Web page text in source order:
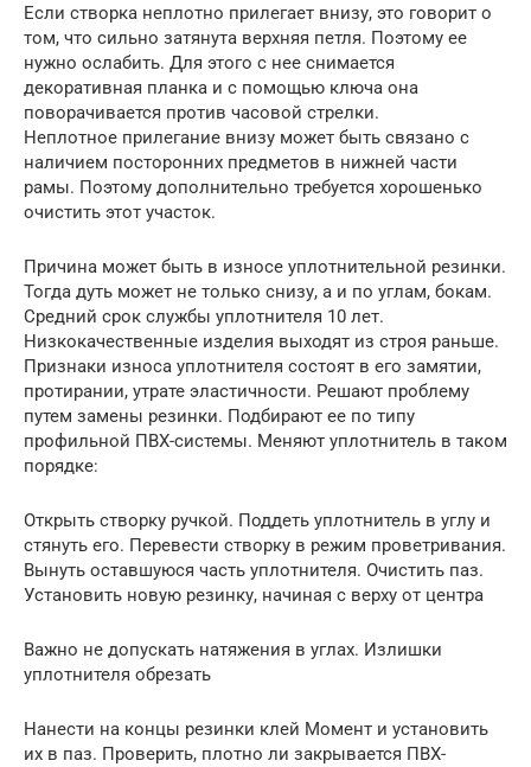
Если створка неплотно прилегает внизу, это говорит о
том, что сильно затянута верхняя петля. Поэтому ее
нужно ослабить. Для этого с нее снимается
декоративная планка и с помощью ключа она
поворачивается против часовой стрелки.
Неплотное прилегание внизу может быть связано с
наличием посторонних предметов в нижней части
рамы. Поэтому дополнительно требуется хорошенько
очистить этот участок.
Причина может быть в износе уплотнительной резинки.
Тогда дуть может не только снизу, а и по углам, бокам.
Средний срок службы уплотнителя 10 лет.
Низкокачественные изделия выходят из строя раньше.
Признаки износа уплотнителя состоят в его замятии,
протирании, утрате эластичности. Решают проблему
путем замены резинки. Подбирают ее по типу
профильной ПВХ-системы. Меняют уплотнитель в таком
порядке:
Открыть створку ручкой. Поддеть уплотнитель в углу и
стянуть его. Перевести створку в режим проветривания.
Вынуть оставшуюся часть уплотнителя. Очистить паз.
Установить новую резинку, начиная с верху от центра
Важно не допускать натяжения в углах. Излишки
уплотнителя обрезать
Нанести на концы резинки клей Момент и установить
их в паз. Проверить, плотно ли закрывается ПВХ-